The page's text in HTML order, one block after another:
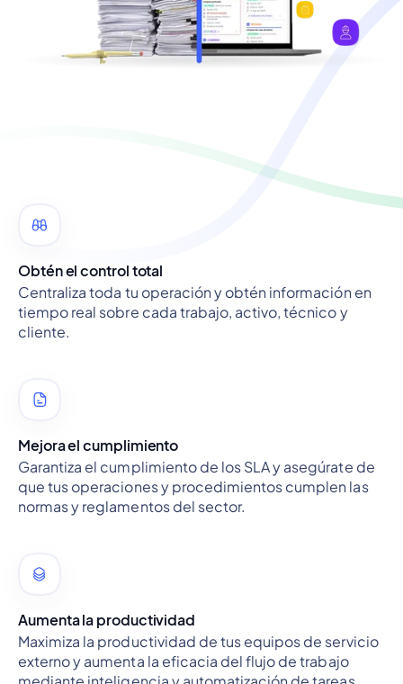
Obtén el control total
Centraliza toda tu operación y obtén información en
tiempo real sobre cada trabajo, activo, técnico y
cliente.
Mejora el cumplimiento
Garantiza el cumplimiento de los SLA y asegúrate de
que tus operaciones y procedimientos cumplen las
normas y reglamentos del sector.
Aumenta la productividad
Maximiza la productividad de tus equipos de servicio
externo y aumenta la eficacia del flujo de trabajo